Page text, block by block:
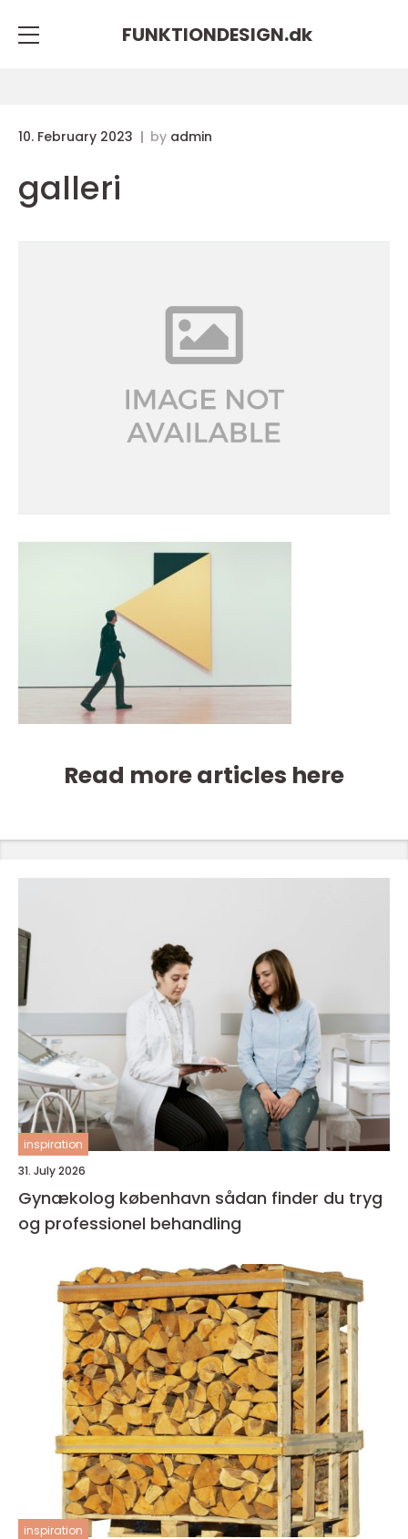
FUNKTIONDESIGN.dk
10. February 2023 by admin
galleri
Read more articles here
inspiration
31. July 2026
Gynækolog københavn sådan finder du tryg
og professionel behandling
inspiration